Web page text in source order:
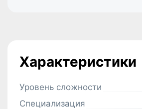
Характеристики
Уровень сложности
Специализация